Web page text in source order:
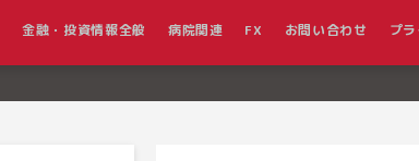
金融・投資情報全般 病院関連 FX お問い合わせ プ